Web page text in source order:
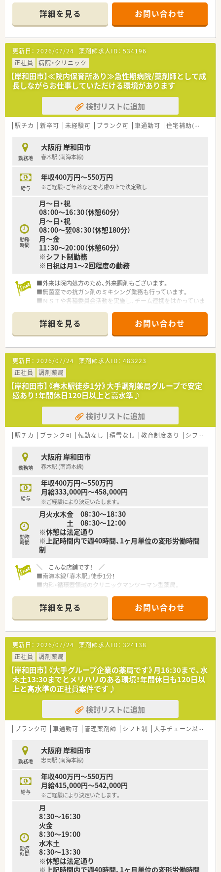
■OTC販売のご経験を活かしたい方！
■福利厚生が整っている大手企業で働きたい方！
■調剤併設のドラッグストア、病院門前やクリニックモール併
設、駅前型や郊外型店舗など様々な店舗のスタイルが安定・成長・
高収益に繋がっています。
■連休の取得も可能！有給休暇についても部署ごとに取得状況を
管理・取得を徹底しています。
■「社員購買割引制度」もございます。医薬品・化粧品・日用雑貨
などを社員価格での購入が可能です。
■プラチナくるみんマークも取得しており、子育てをサポートし
ている企業のため女性の方はもちろん、男性の育休取得者もいる
など男女ともに働きやすい社風です。
■女性のワーク・ライフ・バランスを推進する優良企業として、厚
生労働省認定の「えるぼしマーク」(最高位である3段階目)を取
得。
■OTC販売のみのお仕事です。調剤業務はございません。
■OTCカウンセリングや医薬品管理業務・メンテナンス等をお願
いいたします。
実施できるよう、時間もしっかり確保されています。
■和泉中央駅から車で10分ほどの立地です。お車通勤が便利で
す♪
■近隣にスーパー、飲食店が立ち並んでいます☆ご通勤前後など
にも用事を済ませやすい環境！
■個人ノルマの設定がなく売上にとらわれることがないため、お
客様に最も適切な選択を誠実に示すことができます。
■薬剤師として、お客様を第一に考えた接客をしたいとお考えの
方にもおすすめしたい求人です！
＼＼ こんな方にオススメです☆ ／／
■セルフメディケーションに携わりたい方！
■OTC販売のご経験を活かしたい方！
■福利厚生が整っている大手企業で働きたい方！
詳細を見る お問い合わせ
更新日： 2026/07/24 薬剤師求人ID： 534196
正社員
病院・クリニック
【岸和田市】≪院内保育所あり≫急性期病院/薬剤師として成
長しながらお仕事していただける環境があります
検討リストに追加
駅チカ 新卒可 未経験可 ブランク可 車通勤可 住宅補助(手当)あり
勤務地
大阪府 岸和田市
春木駅 (南海本線)
給与
年収400万円～550万円
※ご経験・ご年齢などを考慮の上で決定致し
勤務
時間
月～日・祝
08：00～16：30（休憩60分）
月～日・祝
08：00～翌08：30（休憩180分）
月～金
11：30～20：00（休憩60分）
※シフト制勤務
※日祝は月1～2回程度の勤務
■外来は院内処方のため、外来調剤もございます。
■無菌室での抗ガン剤のミキシング業務も行っています。
■ＮＳＴや各種委員会活動を実施し、チーム連携をはかっていま
■乳幼児から学童保育まで、お子さんをお預けできる保育施設が
あります。
詳細を見る お問い合わせ
更新日： 2026/07/24 薬剤師求人ID： 483223
正社員
調剤薬局
【岸和田市】《春木駅徒歩1分》大手調剤薬局グループで安定
感あり！年間休日120日以上と高水準♪
検討リストに追加
駅チカ ブランク可 転勤なし 積雪なし 教育制度あり シフト制
勤務地
大阪府 岸和田市
春木駅 (南海本線)
給与
年収400万円～550万円
月給333,000円～458,000円
※ご経験により決定いたします。
勤務
時間
月火水木金 08：30～18：30
土 08：30～12：00
※休憩は法定通り
※上記時間内で週40時間、1ヶ月単位の変形労働時間
制
＼ こんな店舗です！ ／
■南海本線「春木駅」徒歩1分！
■内科・循環器領域のクリニックマンツーマン型薬局。
局。
■店舗固定、掛け持ち勤務、勤務店舗は相談可能です。
■岸和田市内には2店舗展開しています！
＼ こんな方におススメ ／
■企業の安定性も欲しい！でも中小の自由度も欲しい！
■少人数体制の薬局での勤務を希望する方！
■ラウンダー勤務にも興味のある方！
＼ こんな企業です！ ／
■大阪・奈良・和歌山でグループ合わせて30店舗以上展開してい
る調剤薬局です。
■2020年に大手調剤薬局のホールディングスに加わって、福利
厚生や教育研修も利用可能です。
■社内を３つのエリアに分け、それぞれにエリア長を配置。その
が整っています。
■今後の薬局の生き残りを図るべく、「地域に求められる薬局」
を目指し、かかりつけ薬局・薬剤師の積極的な推進や地域連携薬
局への認定、
在宅・施設調剤の促進など、社会ニーズに対応した薬局づくり
を行っております。
■グループ共通で運用する「基幹システム（在庫・経理）」、「監査
及び過誤防止システム」なども導入され、安心して調剤業務がで
きる環境も整備しております。
■原則として、配属店舗での勤務となりますが、他店舗での勤務
やマネジメント等級への昇格などの要望にも対応しています。
■グループ水準の人事評価制度を導入（予定）し、評価に基づく公
平・公正な昇降級・昇降格を行うほか、
退職金制度も、現状の積立方式から将来的には企業型確定拠出
年金（企業型DC）への移行も予定しております。
詳細を見る お問い合わせ
更新日： 2026/07/24 薬剤師求人ID： 324138
正社員
調剤薬局
【岸和田市】《大手グループ企業の薬局です》月16:30まで、水
木土13:30までとメリハリのある環境！年間休日も120日以
上と高水準の正社員案件です♪
検討リストに追加
ブランク可 車通勤可 管理薬剤師 シフト制 大手チェーン以外
勤務地
大阪府 岸和田市
忠岡駅 (南海本線)
給与
年収400万円～550万円
月給415,000円～542,000円
※ご経験により決定いたします。
勤務
時間
月
8：30～16：30
火金
8：30～19：00
水木土
8：30～13：30
※休憩は法定通り
※上記時間内で週40時間、1ヶ月単位の変形労働時間